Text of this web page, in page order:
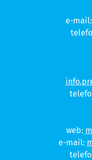
e-mail:
web:
e-mail: